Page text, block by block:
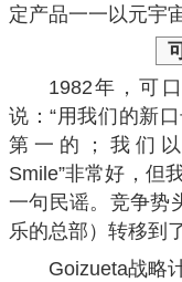
定产品一一以元宇
1982年，可
说：“用我们的新
第一的；我们以
Smile”非常好，但
一句民谣。竞争势
乐的总部）转移到
Goizueta战略